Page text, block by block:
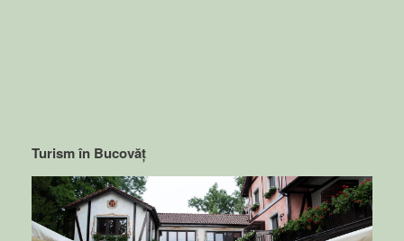
Turism în Bucovăț